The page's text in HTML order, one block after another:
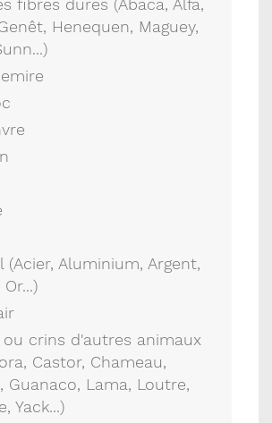
fibres dures (Abaca, Alfa,
Henequen, Maguey,
(Acier, Aluminium, Argent,
ou crins d'autres animaux
Castor, Chameau,
Guanaco, Lama, Loutre,
Yack...)